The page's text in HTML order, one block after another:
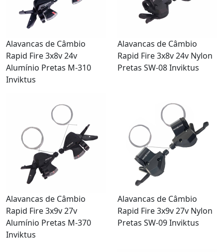
Alavancas de Câmbio
Rapid Fire 3x8v 24v
Alumínio Pretas M-310
Inviktus
Alavancas de Câmbio
Rapid Fire 3x8v 24v Nylon
Pretas SW-08 Inviktus
Alavancas de Câmbio
Rapid Fire 3x9v 27v
Alumínio Pretas M-370
Inviktus
Alavancas de Câmbio
Rapid Fire 3x9v 27v Nylon
Pretas SW-09 Inviktus